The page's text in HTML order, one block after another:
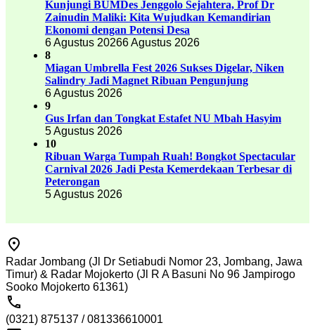
Kunjungi BUMDes Jenggolo Sejahtera, Prof Dr
Zainudin Maliki: Kita Wujudkan Kemandirian
Ekonomi dengan Potensi Desa
6 Agustus 20266 Agustus 2026
8
Miagan Umbrella Fest 2026 Sukses Digelar, Niken
Salindry Jadi Magnet Ribuan Pengunjung
6 Agustus 2026
9
Gus Irfan dan Tongkat Estafet NU Mbah Hasyim
5 Agustus 2026
10
Ribuan Warga Tumpah Ruah! Bongkot Spectacular
Carnival 2026 Jadi Pesta Kemerdekaan Terbesar di
Peterongan
5 Agustus 2026
Radar Jombang (Jl Dr Setiabudi Nomor 23, Jombang, Jawa
Timur) & Radar Mojokerto (Jl R A Basuni No 96 Jampirogo
Sooko Mojokerto 61361)
(0321) 875137 / 081336610001